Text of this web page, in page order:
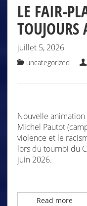
LE FAIR-
TOUJOURS
juillet 5, 2026
uncategorized
Nouvelle
Michel Pautot
violence et le
lors du tournoi du
juin 2026.
Read more